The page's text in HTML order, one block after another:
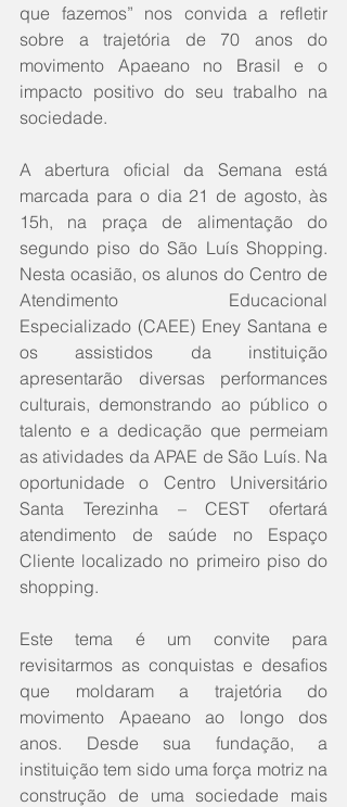
que fazemos” nos convida a refletir
sobre a trajetória de 70 anos do
movimento Apaeano no Brasil e o
impacto positivo do seu trabalho na
sociedade.
A abertura oficial da Semana está
marcada para o dia 21 de agosto, às
15h, na praça de alimentação do
segundo piso do São Luís Shopping.
Nesta ocasião, os alunos do Centro de
Atendimento Educacional
Especializado (CAEE) Eney Santana e
os assistidos da instituição
apresentarão diversas performances
culturais, demonstrando ao público o
talento e a dedicação que permeiam
as atividades da APAE de São Luís. Na
oportunidade o Centro Universitário
Santa Terezinha – CEST ofertará
atendimento de saúde no Espaço
Cliente localizado no primeiro piso do
shopping.
Este tema é um convite para
revisitarmos as conquistas e desafios
que moldaram a trajetória do
movimento Apaeano ao longo dos
anos. Desde sua fundação, a
instituição tem sido uma força motriz na
construção de uma sociedade mais